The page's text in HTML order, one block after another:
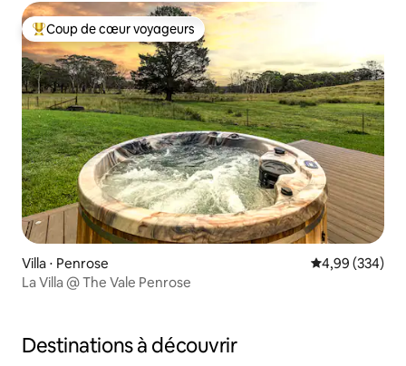
Coups de cœur voyageurs les plus appréciés
Coup de cœur voyageurs
Villa ⋅ Penrose Évaluation
4,99 (334)
La Villa @ The Vale Penrose
Destinations à découvrir